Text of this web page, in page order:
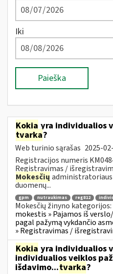
Iki
Paieška
Kokia yra individualios
tvarka?
Web turinio sąrašas 2025-
Registracijos numeris
Registravimas /
Mokesčių
duomenų...
gpm nutraukimas reg812
Mokesčių žinyno kategorijos:
mokestis » Pajamos iš
pagal pažymą vykdančio
» Registravimas /
Kokia yra individualios
individualios veiklos
išdavimo...tvarka?